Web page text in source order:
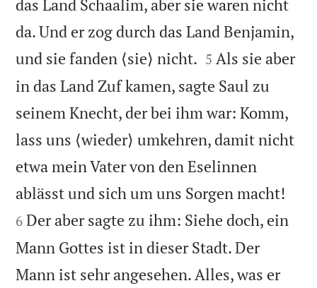
das Land Schaalim, aber sie waren nicht
da. Und er zog durch das Land Benjamin,
und sie fanden ⟨sie⟩ nicht. 

5 Als sie aber
in das Land Zuf kamen, sagte Saul zu
seinem Knecht, der bei ihm war: Komm,
lass uns ⟨wieder⟩ umkehren, damit nicht
etwa mein Vater von den Eselinnen
ablässt und sich um uns Sorgen macht!
6 Der aber sagte zu ihm: Siehe doch, ein
Mann Gottes ist in dieser Stadt. Der
Mann ist sehr angesehen. Alles, was er